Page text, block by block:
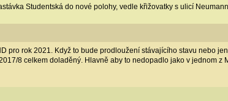
Studentská do nové polohy, vedle křižovatky s ulicí
pro rok 2021. Když to bude prodloužení stávajícího stavu nebo
8 celkem doladěný. Hlavně aby to nedopadlo jako v jednom z